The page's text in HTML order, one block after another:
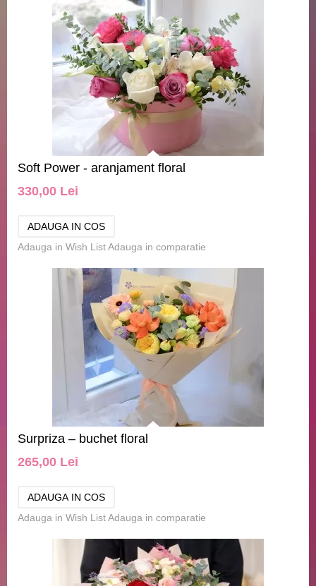
Soft Power - aranjament floral
330,00 Lei
Adauga in Wish ListAdauga in comparatie
Surpriza – buchet floral
265,00 Lei
Adauga in Wish ListAdauga in comparatie